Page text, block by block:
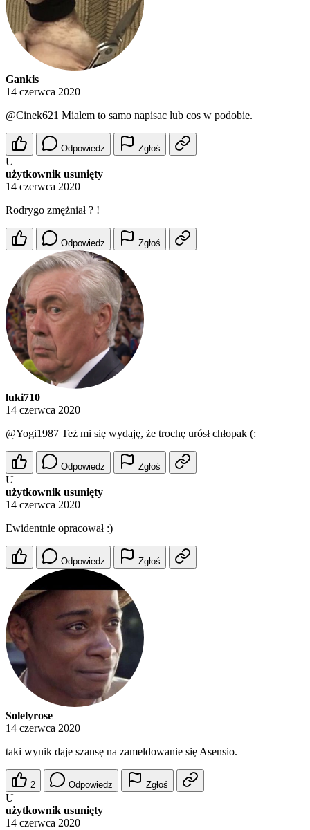
Gankis
14 czerwca 2020
@Cinek621 Mialem to samo napisac lub cos w podobie.
Odpowiedz Zgłoś
U
użytkownik usunięty
14 czerwca 2020
Rodrygo zmężniał ? !
Odpowiedz Zgłoś
luki710
14 czerwca 2020
@Yogi1987 Też mi się wydaję, że trochę urósł chłopak (:
Odpowiedz Zgłoś
U
użytkownik usunięty
14 czerwca 2020
Ewidentnie opracował :)
Odpowiedz Zgłoś
Solelyrose
14 czerwca 2020
taki wynik daje szansę na zameldowanie się Asensio.
2 Odpowiedz Zgłoś
U
użytkownik usunięty
14 czerwca 2020